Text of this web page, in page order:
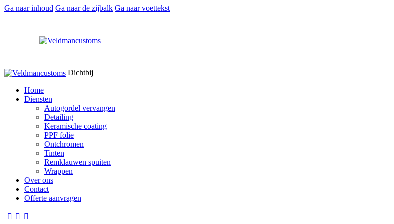
Ga naar inhoud Ga naar de zijbalk Ga naar voettekst
Dichtbij
Home
Diensten
Autogordel vervangen
Detailing
Keramische coating
PPF folie
Ontchromen
Tinten
Remklauwen spuiten
Wrappen
Over ons
Contact
Offerte aanvragen